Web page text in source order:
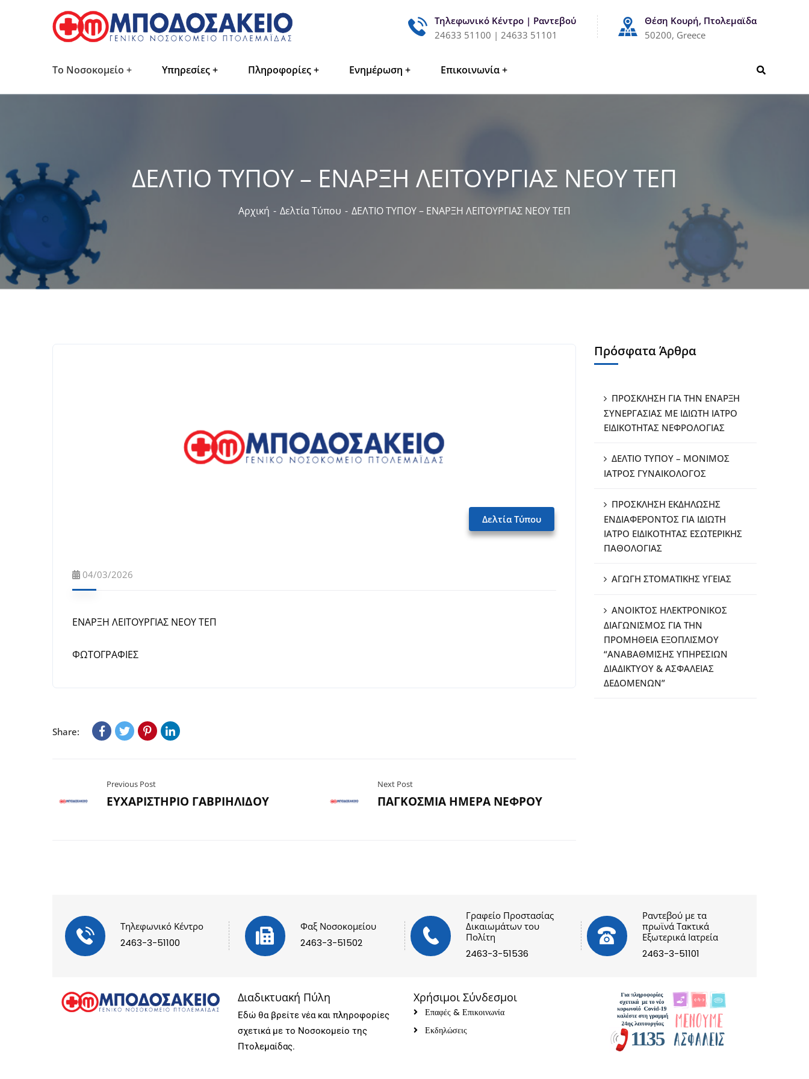
Τηλεφωνικό Κέντρο | Ραντεβού
24633 51100 | 24633 51101
Θέση Κουρή, Πτολεμαϊδα
50200, Greece
Το Νοσοκομείο Υπηρεσίες Πληροφορίες Ενημέρωση Επικοινωνία
ΔΕΛΤΙΟ ΤΥΠΟΥ – ΕΝΑΡΞΗ ΛΕΙΤΟΥΡΓΙΑΣ ΝΕΟΥ ΤΕΠ
Αρχική Δελτία Τύπου ΔΕΛΤΙΟ ΤΥΠΟΥ – ΕΝΑΡΞΗ ΛΕΙΤΟΥΡΓΙΑΣ ΝΕΟΥ ΤΕΠ
Δελτία Τύπου
04/03/2026
ΕΝΑΡΞΗ ΛΕΙΤΟΥΡΓΙΑΣ ΝΕΟΥ ΤΕΠ
ΦΩΤΟΓΡΑΦΙΕΣ
Share:
Previous Post
ΕΥΧΑΡΙΣΤΗΡΙΟ ΓΑΒΡΙΗΛΙΔΟΥ
Next Post
ΠΑΓΚΟΣΜΙΑ ΗΜΕΡΑ ΝΕΦΡΟΥ
Πρόσφατα Άρθρα
ΠΡΟΣΚΛΗΣΗ ΓΙΑ ΤΗΝ ΕΝΑΡΞΗ
ΣΥΝΕΡΓΑΣΙΑΣ ΜΕ ΙΔΙΩΤΗ ΙΑΤΡΟ
ΕΙΔΙΚΟΤΗΤΑΣ ΝΕΦΡΟΛΟΓΙΑΣ
ΔΕΛΤΙΟ ΤΥΠΟΥ – ΜΟΝΙΜΟΣ
ΙΑΤΡΟΣ ΓΥΝΑΙΚΟΛΟΓΟΣ
ΠΡΟΣΚΛΗΣΗ ΕΚΔΗΛΩΣΗΣ
ΕΝΔΙΑΦΕΡΟΝΤΟΣ ΓΙΑ ΙΔΙΩΤΗ
ΙΑΤΡΟ ΕΙΔΙΚΟΤΗΤΑΣ ΕΣΩΤΕΡΙΚΗΣ
ΠΑΘΟΛΟΓΙΑΣ
ΑΓΩΓΗ ΣΤΟΜΑΤΙΚΗΣ ΥΓΕΙΑΣ
ΑΝΟΙΚΤΟΣ ΗΛΕΚΤΡΟΝΙΚΟΣ
ΔΙΑΓΩΝΙΣΜΟΣ ΓΙΑ ΤΗΝ
ΠΡΟΜΗΘΕΙΑ ΕΞΟΠΛΙΣΜΟΥ
“ΑΝΑΒΑΘΜΙΣΗΣ ΥΠΗΡΕΣΙΩΝ
ΔΙΑΔΙΚΤΥΟΥ & ΑΣΦΑΛΕΙΑΣ
ΔΕΔΟΜΕΝΩΝ”
Τηλεφωνικό Κέντρο
2463-3-51100
Φαξ Νοσοκομείου
2463-3-51502
Γραφείο Προστασίας
Δικαιωμάτων του
Πολίτη
2463-3-51536
Ραντεβού με τα
πρωϊνά Τακτικά
Εξωτερικά Ιατρεία
2463-3-51101
Διαδικτυακή Πύλη
Εδώ θα βρείτε νέα και πληροφορίες
σχετικά με το Νοσοκομείο της
Πτολεμαίδας.
Χρήσιμοι Σύνδεσμοι
Επαφές & Επικοινωνία
Εκδηλώσεις